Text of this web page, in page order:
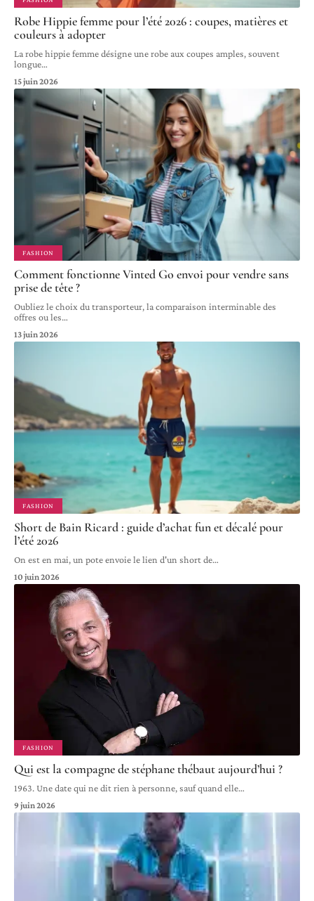
Robe Hippie femme pour l’été 2026 : coupes, matières et
couleurs à adopter
La robe hippie femme désigne une robe aux coupes amples, souvent
longue…
15 juin 2026
FASHION
Comment fonctionne Vinted Go envoi pour vendre sans
prise de tête ?
Oubliez le choix du transporteur, la comparaison interminable des
offres ou les…
13 juin 2026
FASHION
Short de Bain Ricard : guide d’achat fun et décalé pour
l’été 2026
On est en mai, un pote envoie le lien d'un short de…
10 juin 2026
FASHION
Qui est la compagne de stéphane thébaut aujourd’hui ?
1963. Une date qui ne dit rien à personne, sauf quand elle…
9 juin 2026